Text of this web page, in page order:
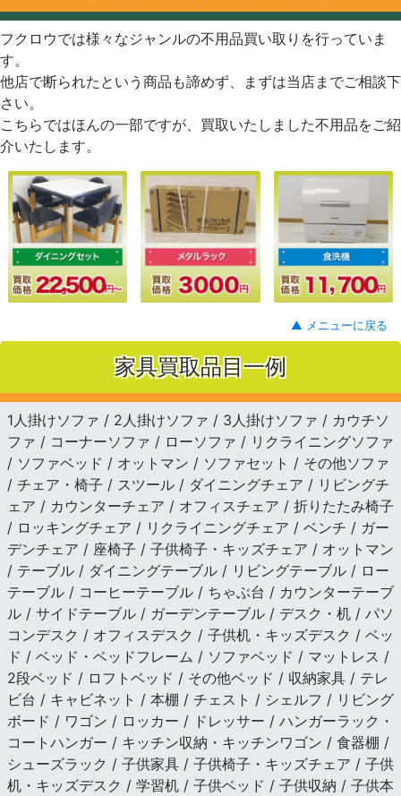
フクロウでは様々なジャンルの不用品買い取りを行っていま
す。
他店で断られたという商品も諦めず、まずは当店までご相談下
さい。
こちらではほんの一部ですが、買取いたしました不用品をご紹
介いたします。
▲ メニューに戻る
家具買取品目一例
1人掛けソファ / 2人掛けソファ / 3人掛けソファ / カウチソ
ファ / コーナーソファ / ローソファ / リクライニングソファ
/ ソファベッド / オットマン / ソファセット / その他ソファ
/ チェア・椅子 / スツール / ダイニングチェア / リビングチ
ェア / カウンターチェア / オフィスチェア / 折りたたみ椅子
/ ロッキングチェア / リクライニングチェア / ベンチ / ガー
デンチェア / 座椅子 / 子供椅子・キッズチェア / オットマン
/ テーブル / ダイニングテーブル / リビングテーブル / ロー
テーブル / コーヒーテーブル / ちゃぶ台 / カウンターテーブ
ル / サイドテーブル / ガーデンテーブル / デスク・机 / パソ
コンデスク / オフィスデスク / 子供机・キッズデスク / ベッ
ド / ベッド・ベッドフレーム / ソファベッド / マットレス /
2段ベッド / ロフトベッド / その他ベッド / 収納家具 / テレ
ビ台 / キャビネット / 本棚 / チェスト / シェルフ / リビング
ボード / ワゴン / ロッカー / ドレッサー / ハンガーラック・
コートハンガー / キッチン収納・キッチンワゴン / 食器棚 /
シューズラック / 子供家具 / 子供椅子・キッズチェア / 子供
机・キッズデスク / 学習机 / 子供ベッド / 子供収納 / 子供本